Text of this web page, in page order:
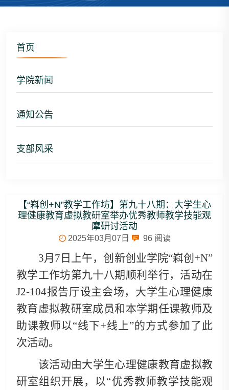
首页
学院新闻
通知公告
支部风采
【“嵙创+N”教学工作坊】第九十八期：大学生心
理健康教育虚拟教研室举办优秀教师教学技能观
摩研讨活动
2025年03月07日 96 阅读
3月7日上午，创新创业学院“嵙创+N”
教学工作坊第九十八期顺利举行，活动在
J2-104报告厅设主会场，大学生心理健康
教育虚拟教研室成员和本学期任课教师及
助课教师以“线下+线上”的方式参加了此
次活动。
该活动由大学生心理健康教育虚拟教
研室组织开展，以“优秀教师教学技能观